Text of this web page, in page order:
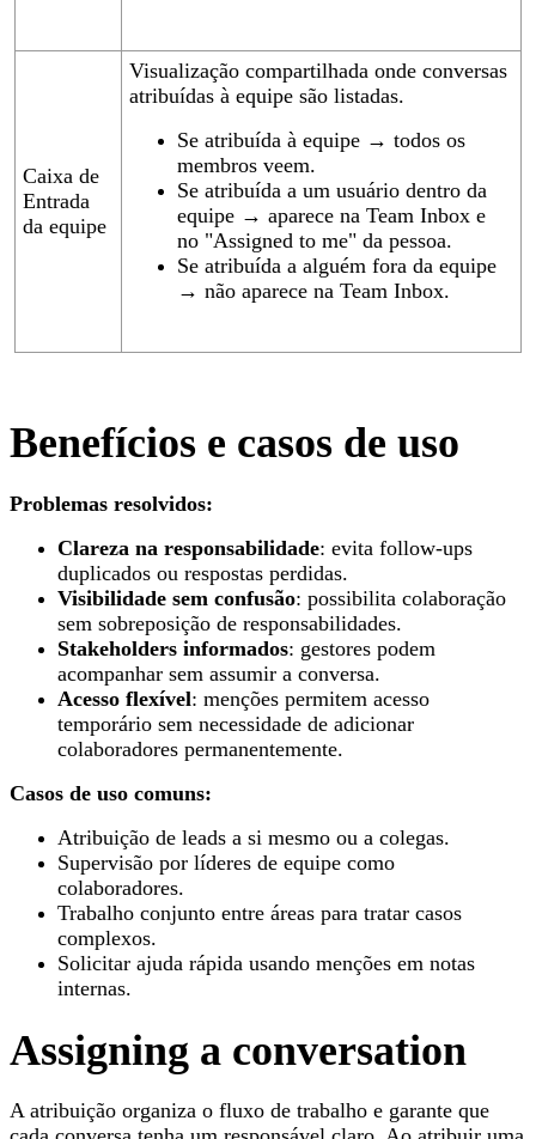
Caixa de
Entrada
da equipe
Visualização compartilhada onde conversas
atribuídas à equipe são listadas.
Se atribuída à equipe → todos os
membros veem.
Se atribuída a um usuário dentro da
equipe → aparece na Team Inbox e
no "Assigned to me" da pessoa.
Se atribuída a alguém fora da equipe
→ não aparece na Team Inbox.
Benefícios e casos de uso
Problemas resolvidos:
Clareza na responsabilidade: evita follow-ups
duplicados ou respostas perdidas.
Visibilidade sem confusão: possibilita colaboração
sem sobreposição de responsabilidades.
Stakeholders informados: gestores podem
acompanhar sem assumir a conversa.
Acesso flexível: menções permitem acesso
temporário sem necessidade de adicionar
colaboradores permanentemente.
Casos de uso comuns:
Atribuição de leads a si mesmo ou a colegas.
Supervisão por líderes de equipe como
colaboradores.
Trabalho conjunto entre áreas para tratar casos
complexos.
Solicitar ajuda rápida usando menções em notas
internas.
Assigning a conversation
A atribuição organiza o fluxo de trabalho e garante que